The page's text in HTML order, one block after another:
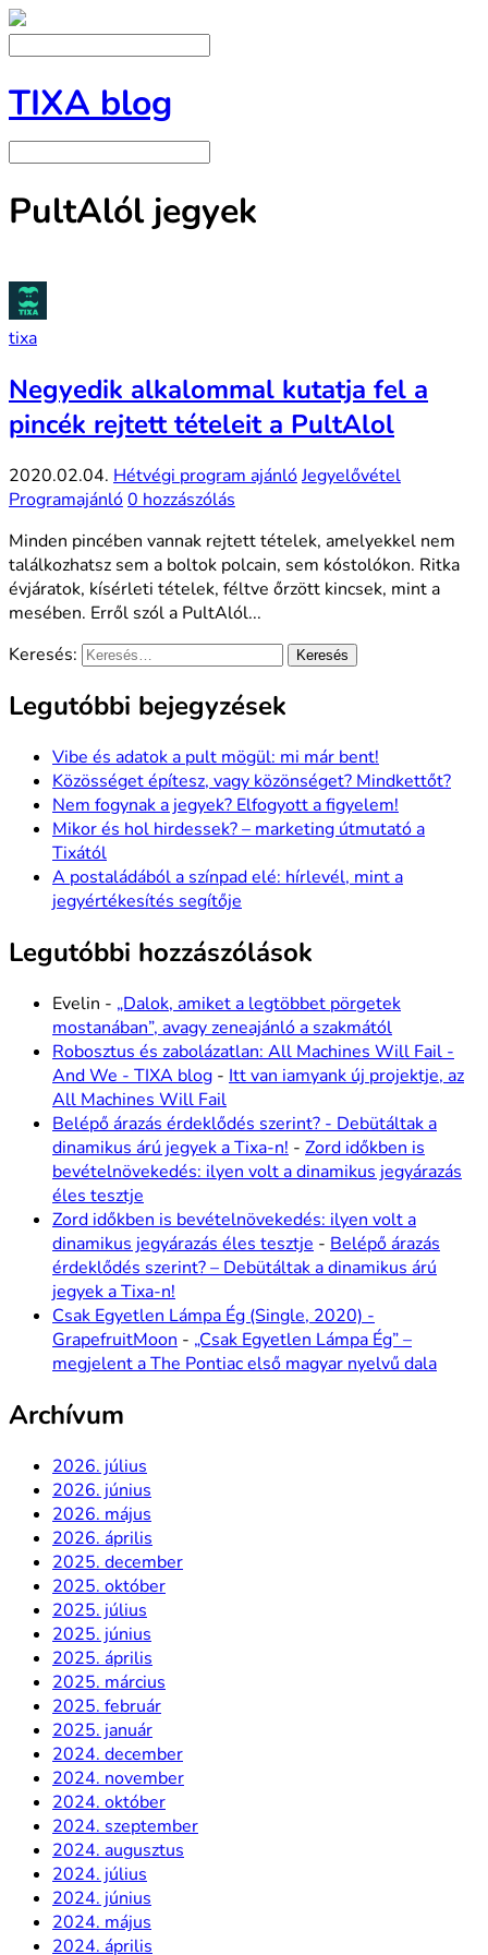
TIXA blog
PultAlól jegyek
tixa
Negyedik alkalommal kutatja fel a
pincék rejtett tételeit a PultAlol
2020.02.04. Hétvégi program ajánlóJegyelővétel
Programajánló0 hozzászólás
Minden pincében vannak rejtett tételek, amelyekkel nem
találkozhatsz sem a boltok polcain, sem kóstolókon. Ritka
évjáratok, kísérleti tételek, féltve őrzött kincsek, mint a
mesében. Erről szól a PultAlól...
Keresés:
Legutóbbi bejegyzések
Vibe és adatok a pult mögül: mi már bent!
Közösséget építesz, vagy közönséget? Mindkettőt?
Nem fogynak a jegyek? Elfogyott a figyelem!
Mikor és hol hirdessek? – marketing útmutató a
Tixától
A postaládából a színpad elé: hírlevél, mint a
jegyértékesítés segítője
Legutóbbi hozzászólások
Evelin - „Dalok, amiket a legtöbbet pörgetek
mostanában”, avagy zeneajánló a szakmától
Robosztus és zabolázatlan: All Machines Will Fail -
And We - TIXA blog - Itt van iamyank új projektje, az
All Machines Will Fail
Belépő árazás érdeklődés szerint? - Debütáltak a
dinamikus árú jegyek a Tixa-n! - Zord időkben is
bevételnövekedés: ilyen volt a dinamikus jegyárazás
éles tesztje
Zord időkben is bevételnövekedés: ilyen volt a
dinamikus jegyárazás éles tesztje - Belépő árazás
érdeklődés szerint? – Debütáltak a dinamikus árú
jegyek a Tixa-n!
Csak Egyetlen Lámpa Ég (Single, 2020) -
GrapefruitMoon - „Csak Egyetlen Lámpa Ég” –
megjelent a The Pontiac első magyar nyelvű dala
Archívum
2026. július
2026. június
2026. május
2026. április
2025. december
2025. október
2025. július
2025. június
2025. április
2025. március
2025. február
2025. január
2024. december
2024. november
2024. október
2024. szeptember
2024. augusztus
2024. július
2024. június
2024. május
2024. április